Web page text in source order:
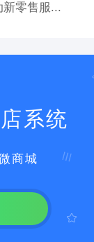
新零售服...
系统
商城